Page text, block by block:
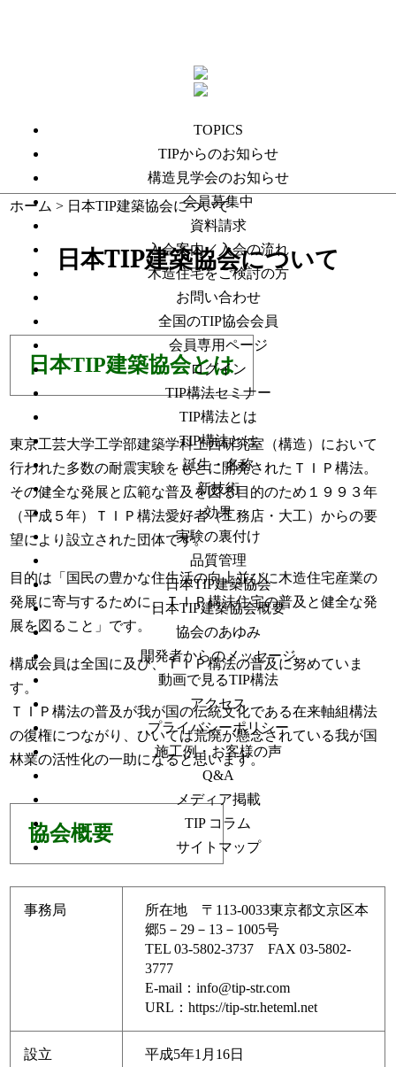
TOPICS
TIPからのお知らせ
構造見学会のお知らせ
会員募集中
資料請求
入会案内／入会の流れ
木造住宅をご検討の方
お問い合わせ
全国のTIP協会会員
会員専用ページ
ログイン
TIP構法セミナー
TIP構法とは
TIP構法とは
誕生・名称
新技術
効果
実験の裏付け
品質管理
日本TIP建築協会
日本TIP建築協会概要
協会のあゆみ
開発者からのメッセージ
動画で見るTIP構法
アクセス
プライバシーポリシー
施工例・お客様の声
Q&A
メディア掲載
TIP コラム
サイトマップ
ホーム > 日本TIP建築協会について
日本TIP建築協会について
日本TIP建築協会とは
東京工芸大学工学部建築学科上西研究室（構造）において
行われた多数の耐震実験をもとに開発されたＴＩＰ構法。
その健全な発展と広範な普及を図る目的のため１９９３年
（平成５年）ＴＩＰ構法愛好者（工務店・大工）からの要
望により設立された団体です。
目的は「国民の豊かな住生活の向上並びに木造住宅産業の
発展に寄与するために、ＴＩＰ構法住宅の普及と健全な発
展を図ること」です。
構成会員は全国に及び、ＴＩＰ構法の普及に努めていま
す。
ＴＩＰ構法の普及が我が国の伝統文化である在来軸組構法
の復権につながり、ひいては荒廃が懸念されている我が国
林業の活性化の一助になると思います。
協会概要
事務局
所在地 〒113-0033東京都文京区本
郷5－29－13－1005号
TEL 03-5802-3737 FAX 03-5802-
3777
E-mail：info@tip-str.com
URL：https://tip-str.heteml.net
設立 平成5年1月16日